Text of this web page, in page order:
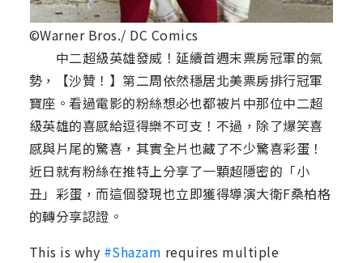
©Warner Bros./ DC Comics
中二超級英雄發威！延續首週末票房冠軍的氣
勢，【沙贊！】第二周依然穩居北美票房排行冠軍
寶座。看過電影的粉絲想必也都被片中那位中二超
級英雄的喜感給逗得樂不可支！不過，除了爆笑喜
感與片尾的驚喜，其實全片也藏了不少驚喜彩蛋！
近日就有粉絲在推特上分享了一顆超隱密的「小
丑」彩蛋，而這個發現也立即獲得導演大衛F桑柏格
的轉分享認證。
This is why #Shazam requires multiple